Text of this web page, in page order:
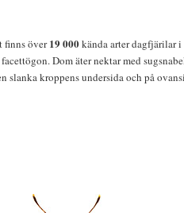
finns över19 000kända arter dagfjärilar
Dom äter nektar med
kroppens undersida och på